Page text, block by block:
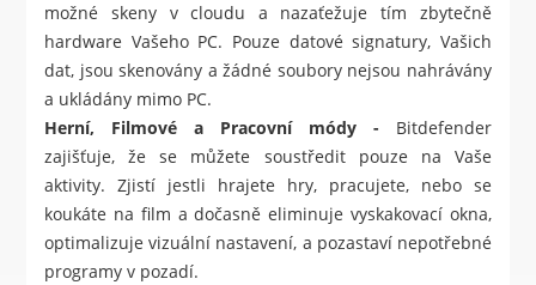
možné skeny v cloudu a nazaťežuje tím zbytečně
hardware Vašeho PC. Pouze datové signatury, Vašich
dat, jsou skenovány a žádné soubory nejsou nahrávány
a ukládány mimo PC.
Herní, Filmové a Pracovní módy - Bitdefender
zajišťuje, že se můžete soustředit pouze na Vaše
aktivity. Zjistí jestli hrajete hry, pracujete, nebo se
koukáte na film a dočasně eliminuje vyskakovací okna,
optimalizuje vizuální nastavení, a pozastaví nepotřebné
programy v pozadí.